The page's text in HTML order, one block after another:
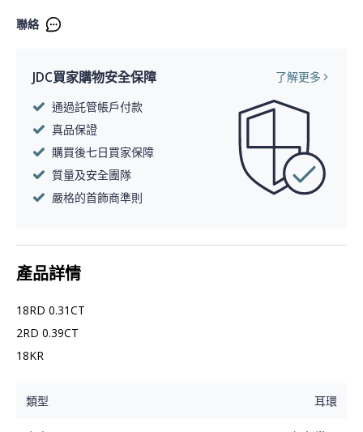
聯絡
JDC買家購物安全保障
了解更多
通過託管帳戶付款
真品保證
購買後七日買家保障
質量及安全團隊
嚴格的首飾商準則
產品詳情
18RD 0.31CT
2RD 0.39CT
18KR
類型 耳環